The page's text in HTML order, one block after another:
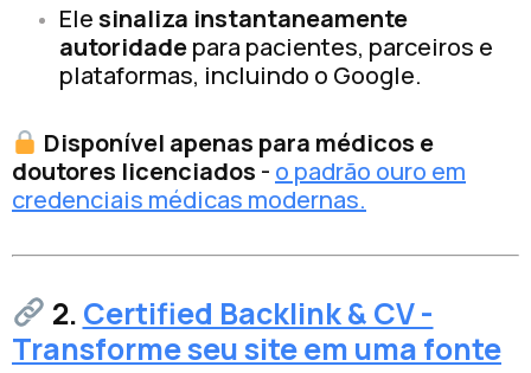
Elesinaliza instantaneamente
autoridadepara pacientes, parceiros e
plataformas, incluindo o Google.
Disponível apenas para médicos e
doutores licenciados - o padrão ouro em
credenciais médicas modernas.
2. Certified Backlink & CV -
Transforme seu site em uma fonte